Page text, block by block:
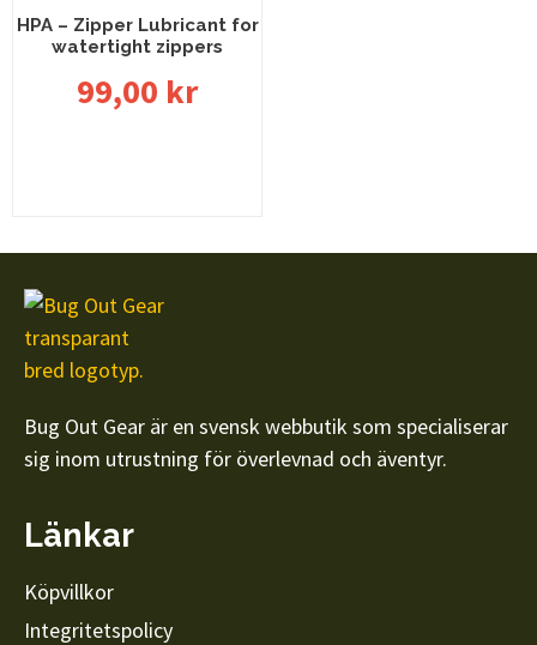
HPA – Zipper Lubricant for
watertight zippers
99,00 kr
Bug Out Gear är en svensk webbutik som specialiserar
sig inom utrustning för överlevnad och äventyr.
Länkar
Köpvillkor
Integritetspolicy